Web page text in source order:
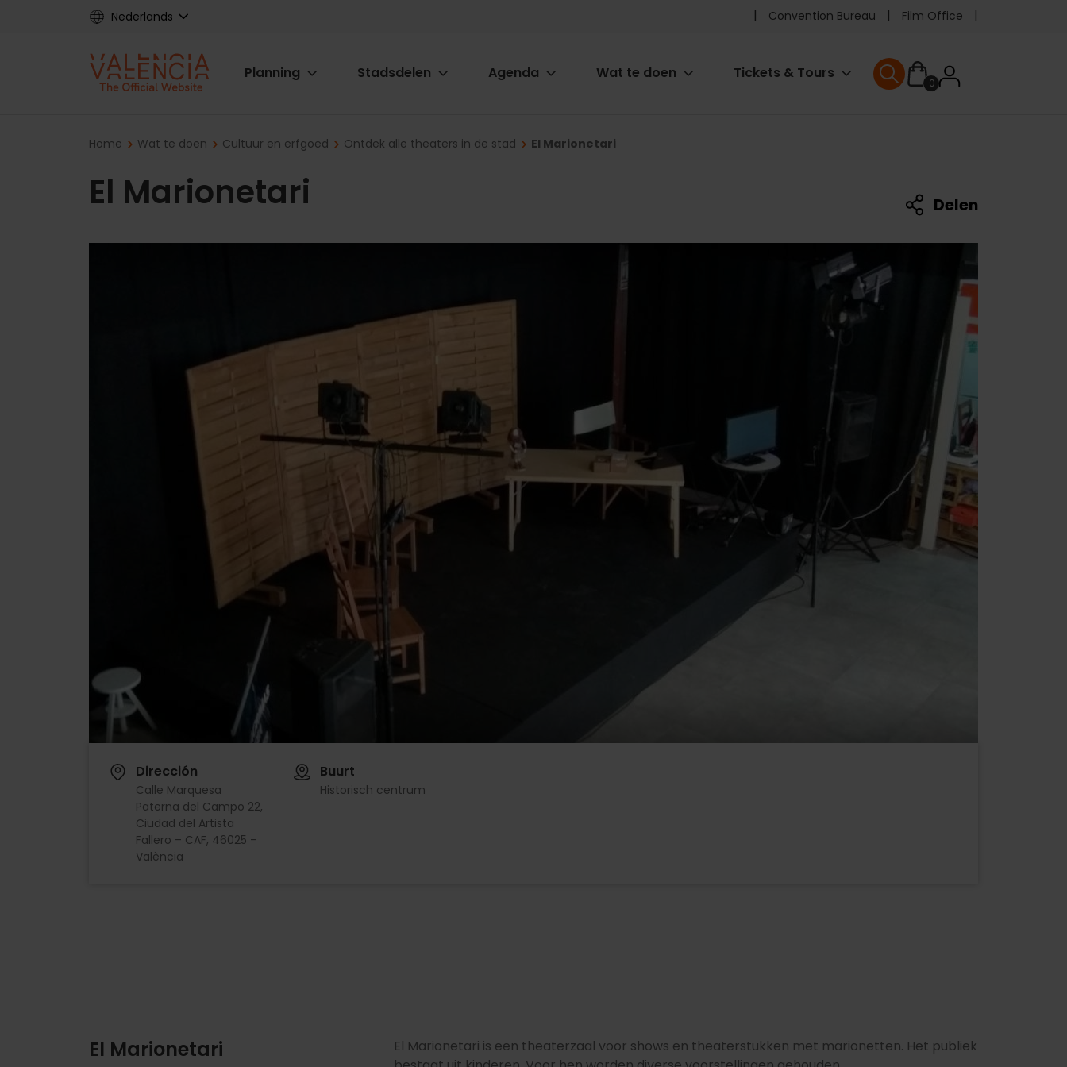
Nederlands
Pre
header
Convention Bureau Film Office
Main
Planning Stadsdelen Agenda Wat te doen Tickets & Tours
0User
User menu
Breadcrumb
Home Wat te doen Cultuur en erfgoed Ontdek alle theaters in de stad El Marionetari
El Marionetari Delen
Dirección
Calle Marquesa
Paterna del Campo 22,
Ciudad del Artista
Fallero – CAF, 46025 -
València
Buurt
Historisch centrum
El Marionetari
El Marionetari is een theaterzaal voor shows en theaterstukken met marionetten. Het publiek